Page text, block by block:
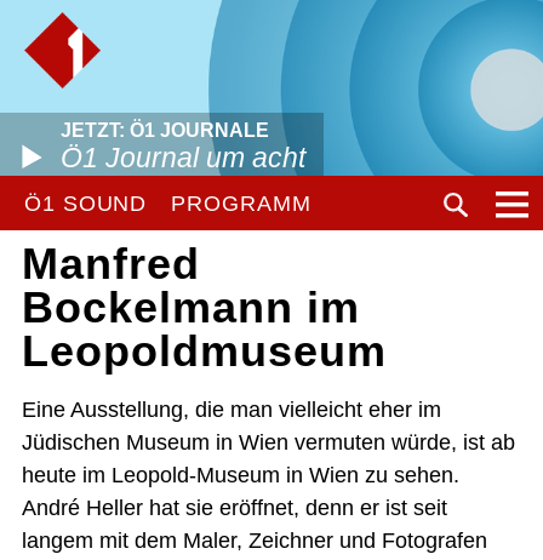
JETZT: Ö1 JOURNALE
Ö1 Journal um acht
Ö1 SOUND PROGRAMM
Manfred
Bockelmann im
Leopoldmuseum
Eine Ausstellung, die man vielleicht eher im
Jüdischen Museum in Wien vermuten würde, ist ab
heute im Leopold-Museum in Wien zu sehen.
André Heller hat sie eröffnet, denn er ist seit
langem mit dem Maler, Zeichner und Fotografen